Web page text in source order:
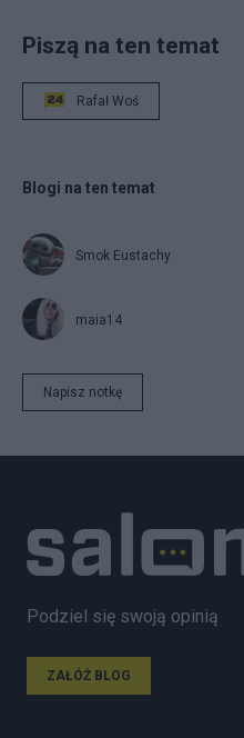
Piszą na ten temat
Rafał Woś
Blogi na ten temat
Smok Eustachy
maia14
Napisz notkę
Podziel się swoją opinią
ZAŁÓŻ BLOG